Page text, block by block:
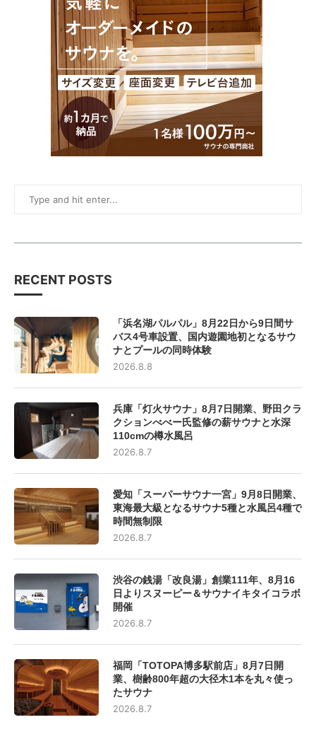
RECENT POSTS
「浜名湖パルパル」8月22日から9日間サ
バス4号車設置、国内遊園地初となるサウ
ナとプールの同時体験
2026.8.8
兵庫「灯火サウナ」8月7日開業、野田クラ
クションべべー氏監修の薪サウナと水深
110cmの樽水風呂
2026.8.7
愛知「スーパーサウナ一宮」9月8日開業、
東海最大級となるサウナ5種と水風呂4種で
時間無制限
2026.8.7
渋谷の銭湯「改良湯」創業111年、8月16
日よりスヌーピー＆サウナイキタイコラボ
開催
2026.8.7
福岡「TOTOPA博多駅前店」8月7日開
業、樹齢800年超の大径木1本を丸々使っ
たサウナ
2026.8.7